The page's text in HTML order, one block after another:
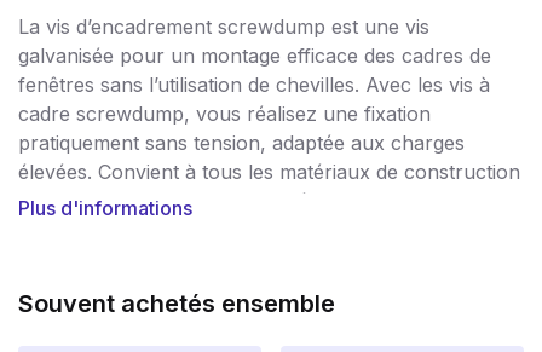
La vis d’encadrement screwdump est une vis
galvanisée pour un montage efficace des cadres de
fenêtres sans l’utilisation de chevilles. Avec les vis à
cadre screwdump, vous réalisez une fixation
pratiquement sans tension, adaptée aux charges
élevées. Convient à tous les matériaux de construction
et d’encadrement courants. Pré-percez le cadre et le
conviennent aux cadres de fenêtres en bois et en
Plus d'informations
Souvent achetés ensemble